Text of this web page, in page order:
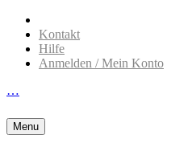
Kontakt
Hilfe
Anmelden / Mein Konto
…
Menu